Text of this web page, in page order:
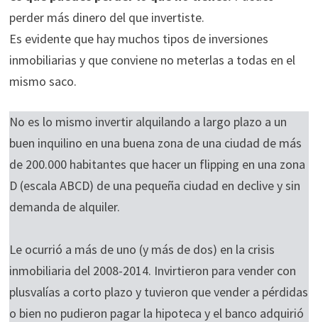
perder más dinero del que invertiste.
Es evidente que hay muchos tipos de inversiones
inmobiliarias y que conviene no meterlas a todas en el
mismo saco.
No es lo mismo invertir alquilando a largo plazo a un
buen inquilino en una buena zona de una ciudad de más
de 200.000 habitantes que hacer un flipping en una zona
D (escala ABCD) de una pequeña ciudad en declive y sin
demanda de alquiler.
Le ocurrió a más de uno (y más de dos) en la crisis
inmobiliaria del 2008-2014. Invirtieron para vender con
plusvalías a corto plazo y tuvieron que vender a pérdidas
o bien no pudieron pagar la hipoteca y el banco adquirió